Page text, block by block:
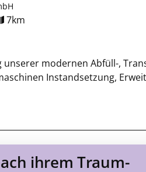
7km
modernen Abfüll-,
Instandsetzung,
ihrem Traum-